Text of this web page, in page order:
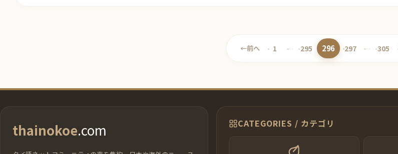
←前へ
ペ
1 …
ペ
295
ペ
296
ペ
297 …
ペ
305
thainokoe.com CATEGORIES / カテゴリ